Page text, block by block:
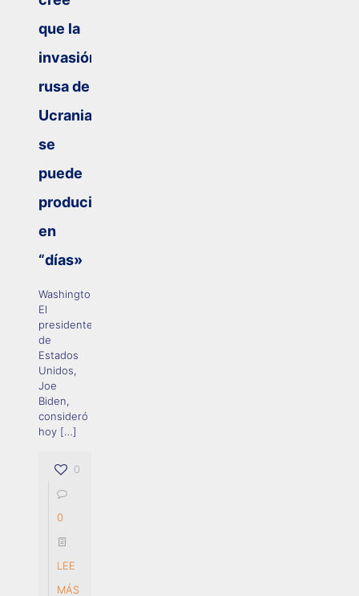
que la
invasión
rusa de
Ucrania
se
puede
producir
en
“días»
Washington.-
El
presidente
de
Estados
Unidos,
Joe
Biden,
consideró
hoy […]
0
0
LEE
MÁS